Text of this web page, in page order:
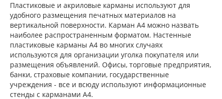
Пластиковые и акриловые карманы используют для
удобного размещения печатных материалов на
вертикальной поверхности. Карман А4 можно назвать
наиболее распространенным форматом. Настенные
пластиковые карманы А4 во многих случаях
используются для организации уголка покупателя или
размещения объявлений. Офисы, торговые предприятия,
банки, страховые компании, государственные
учреждения - все и всюду используют информационные
стенды с карманами A4.